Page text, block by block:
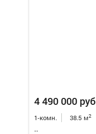
4 490 000
1-комн. 38.5 м2
..